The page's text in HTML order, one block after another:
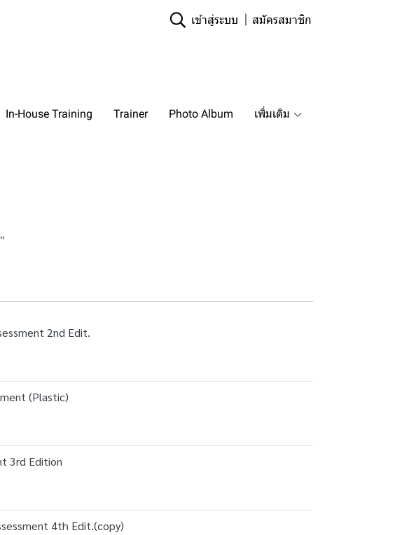
เข้าสู่ระบบ สมัครสมาชิก
In-House Training Trainer Photo Album เพิ่มเติม
2nd Edit.
(Plastic)
3rd Edition
4th Edit.(copy)